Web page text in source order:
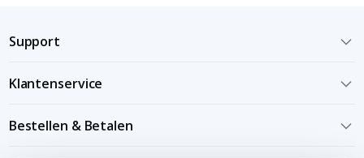
Support
Klantenservice
Bestellen & Betalen